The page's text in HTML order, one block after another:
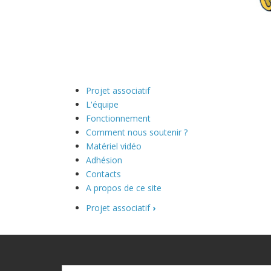
Projet associatif
L'équipe
Fonctionnement
Comment nous soutenir ?
Matériel vidéo
Adhésion
Contacts
A propos de ce site
Projet associatif ›